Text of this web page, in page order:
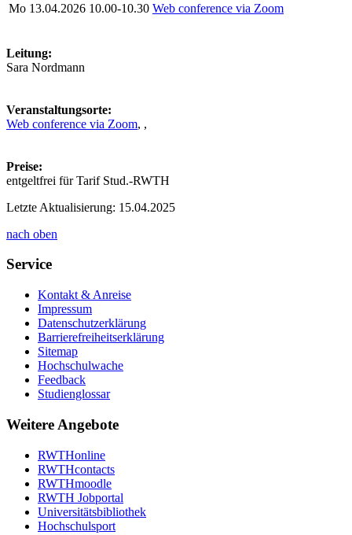
Mo 13.04.2026 10.00-10.30 Web conference via Zoom
Leitung:
Sara Nordmann
Veranstaltungsorte:
Web conference via Zoom, ,
Preise:
entgeltfrei für Tarif Stud.-RWTH
Letzte Aktualisierung: 15.04.2025
nach oben
Service
Kontakt & Anreise
Impressum
Datenschutzerklärung
Barrierefreiheitserklärung
Sitemap
Hochschulwache
Feedback
Studienglossar
Weitere Angebote
RWTHonline
RWTHcontacts
RWTHmoodle
RWTH Jobportal
Universitätsbibliothek
Hochschulsport